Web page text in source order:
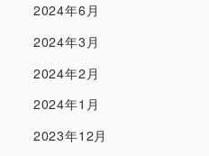
2024年6月
2024年3月
2024年2月
2024年1月
2023年12月